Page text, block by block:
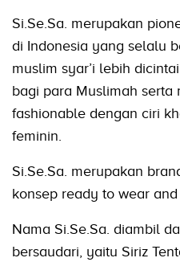
Si.Se.Sa. merupakan
di Indonesia yang selalu
muslim syar’i lebih
bagi para Muslimah serta
fashionable dengan ciri
feminin.
Si.Se.Sa. merupakan
konsep ready to wear
Nama Si.Se.Sa. diambil
bersaudari, yaitu Siriz